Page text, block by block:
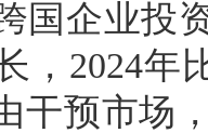
国企业投
，2024年
干预市场